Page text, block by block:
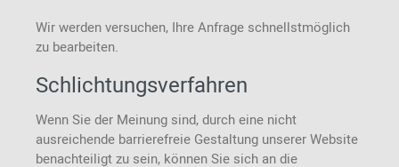
Wir werden versuchen, Ihre Anfrage schnellstmöglich
zu bearbeiten.
Schlichtungsverfahren
Wenn Sie der Meinung sind, durch eine nicht
ausreichende barrierefreie Gestaltung unserer Website
benachteiligt zu sein, können Sie sich an die